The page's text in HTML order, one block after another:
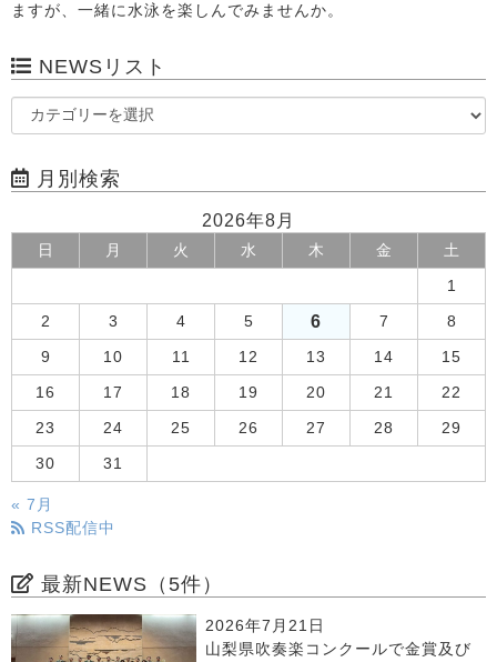
ますが、一緒に水泳を楽しんでみませんか。
NEWSリスト
月別検索
2026年8月
日 月 火 水 木 金 土
1
2 3 4 5 6 7 8
9 10 11 12 13 14 15
16 17 18 19 20 21 22
23 24 25 26 27 28 29
30 31
« 7月
RSS配信中
最新NEWS（5件）
2026年7月21日
山梨県吹奏楽コンクールで金賞及び